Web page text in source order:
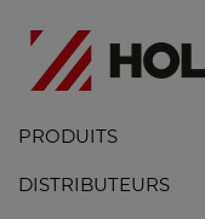
PRODUITS
DISTRIBUTEURS